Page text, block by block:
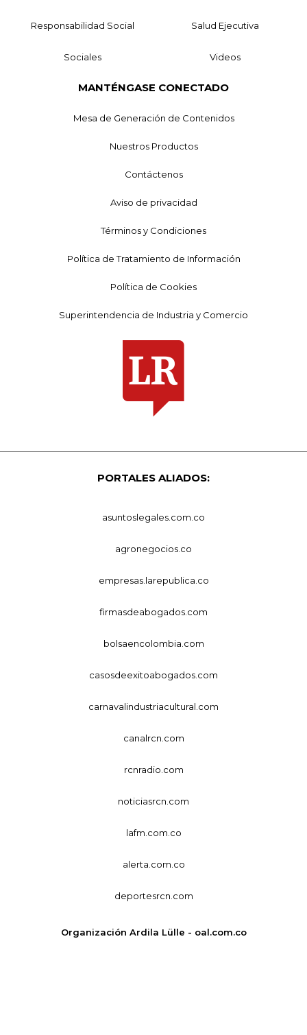
Responsabilidad Social Salud Ejecutiva
Sociales Videos
MANTÉNGASE CONECTADO
Mesa de Generación de Contenidos
Nuestros Productos
Contáctenos
Aviso de privacidad
Términos y Condiciones
Política de Tratamiento de Información
Política de Cookies
Superintendencia de Industria y Comercio
PORTALES ALIADOS:
asuntoslegales.com.co
agronegocios.co
empresas.larepublica.co
firmasdeabogados.com
bolsaencolombia.com
casosdeexitoabogados.com
carnavalindustriacultural.com
canalrcn.com
rcnradio.com
noticiasrcn.com
lafm.com.co
alerta.com.co
deportesrcn.com
Organización Ardila Lülle - oal.com.co